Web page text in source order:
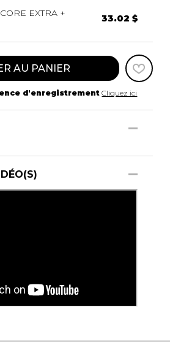
EXTRA +
33.02 $
AU PANIER
d'enregistrement Cliquez ici